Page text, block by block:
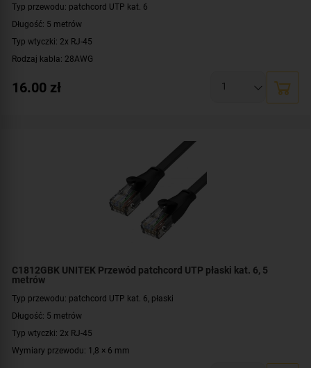
Typ przewodu: patchcord UTP kat. 6
Długość: 5 metrów
Typ wtyczki: 2x RJ-45
Rodzaj kabla: 28AWG
Prędkość: 10/100/1000 Mbit
16.00 zł
C1812GBK UNITEK Przewód patchcord UTP płaski kat. 6, 5
metrów
Typ przewodu: patchcord UTP kat. 6, płaski
Długość: 5 metrów
Typ wtyczki: 2x RJ-45
Wymiary przewodu: 1,8 × 6 mm